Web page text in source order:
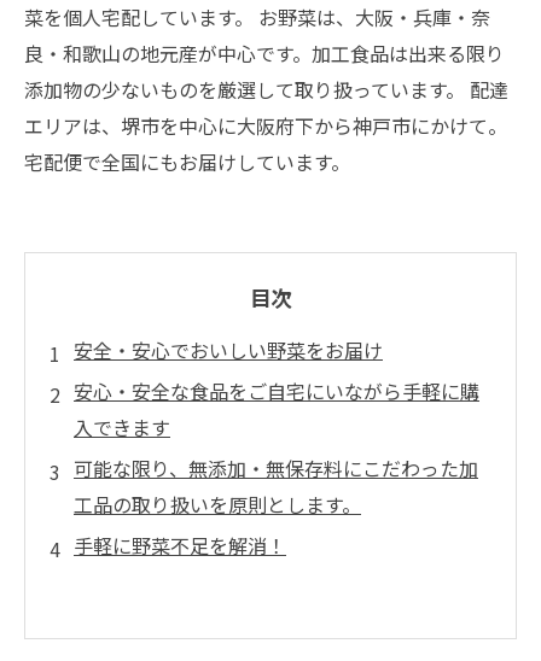
菜を個人宅配しています。 お野菜は、大阪・兵庫・奈
良・和歌山の地元産が中心です。加工食品は出来る限り
添加物の少ないものを厳選して取り扱っています。 配達
エリアは、堺市を中心に大阪府下から神戸市にかけて。
宅配便で全国にもお届けしています。
目次
安全・安心でおいしい野菜をお届け
安心・安全な食品をご自宅にいながら手軽に購
入できます
可能な限り、無添加・無保存料にこだわった加
工品の取り扱いを原則とします。
手軽に野菜不足を解消！